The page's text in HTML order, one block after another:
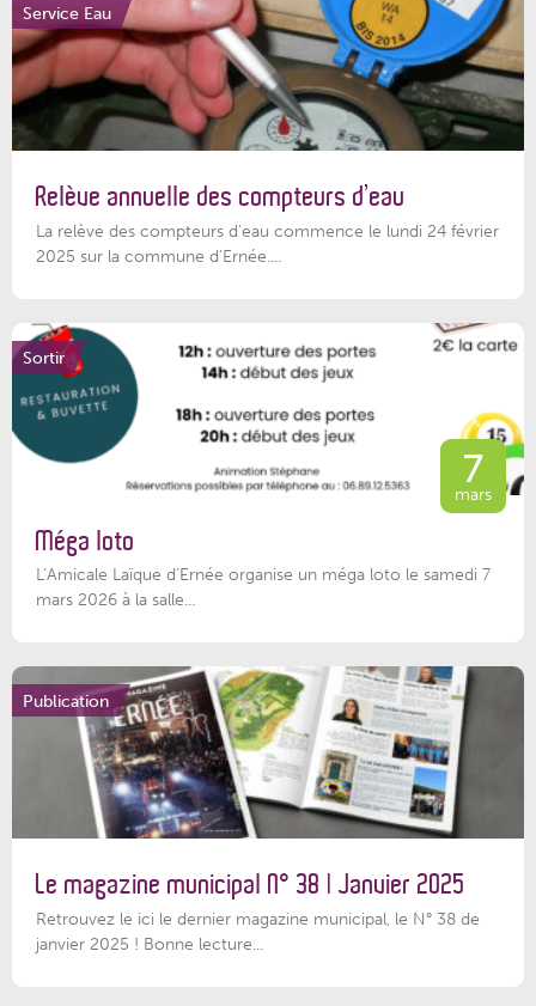
Service Eau
Relève annuelle des compteurs d’eau
La relève des compteurs d'eau commence le lundi 24 février
2025 sur la commune d’Ernée....
Sortir
7
mars
Méga loto
L’Amicale Laïque d’Ernée organise un méga loto le samedi 7
mars 2026 à la salle...
Publication
Le magazine municipal N° 38 | Janvier 2025
Retrouvez le ici le dernier magazine municipal, le N° 38 de
janvier 2025 ! Bonne lecture...